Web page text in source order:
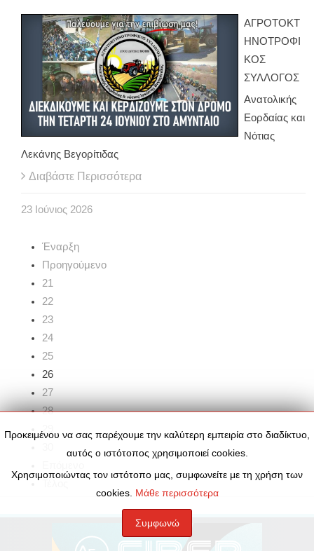
ΑΓΡΟΤΟΚΤ
ΗΝΟΤΡΟΦΙ
ΚΟΣ
ΣΥΛΛΟΓΟΣ
Ανατολικής
Εορδαίας και
Νότιας
Λεκάνης Βεγορίτιδας
Διαβάστε Περισσότερα
23 Ιούνιος 2026
Έναρξη
Προηγούμενο
21
22
23
24
25
26
27
28
29
Προκειμένου να σας παρέχουμε την καλύτερη εμπειρία στο διαδίκτυο,
αυτός ο ιστότοπος χρησιμοποιεί cookies.
Χρησιμοποιώντας τον ιστότοπο μας, συμφωνείτε με τη χρήση των
cookies. Μάθε περισσότερα
Συμφωνώ